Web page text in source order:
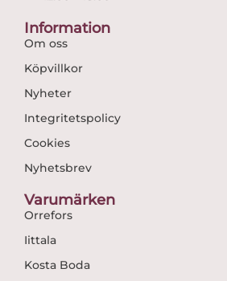
Information
Om oss
Köpvillkor
Nyheter
Integritetspolicy
Cookies
Nyhetsbrev
Varumärken
Orrefors
Iittala
Kosta Boda